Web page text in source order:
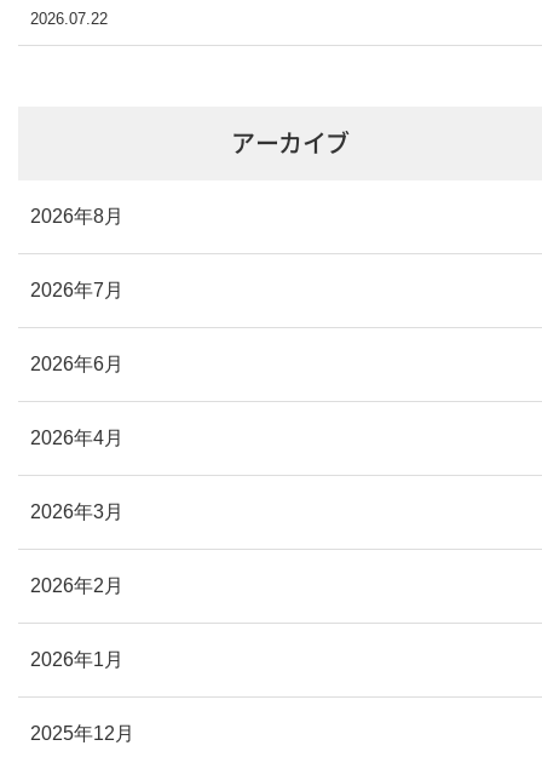
2026.07.22
アーカイブ
2026年8月
2026年7月
2026年6月
2026年4月
2026年3月
2026年2月
2026年1月
2025年12月